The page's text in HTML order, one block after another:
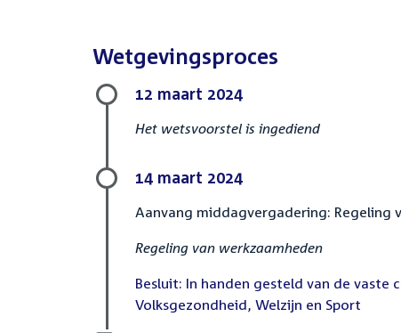
Wetgevingsproces
12 maart 2024
Het wetsvoorstel is ingediend
14 maart 2024
Aanvang middagvergadering: Regeling
Regeling van werkzaamheden
Besluit: In handen gesteld van de vaste
Volksgezondheid, Welzijn en Sport